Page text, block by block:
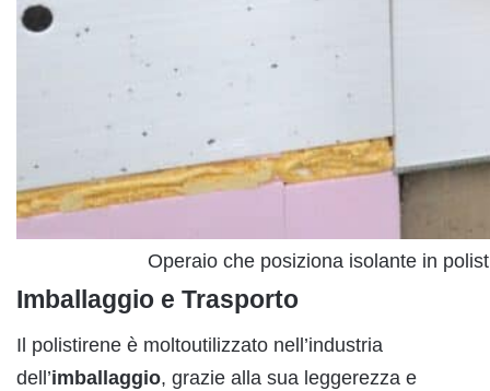
Operaio che posiziona isolante in
Imballaggio e Trasporto
Il polistirene è moltoutilizzato nell’industria
dell’imballaggio, grazie alla sua leggerezza e